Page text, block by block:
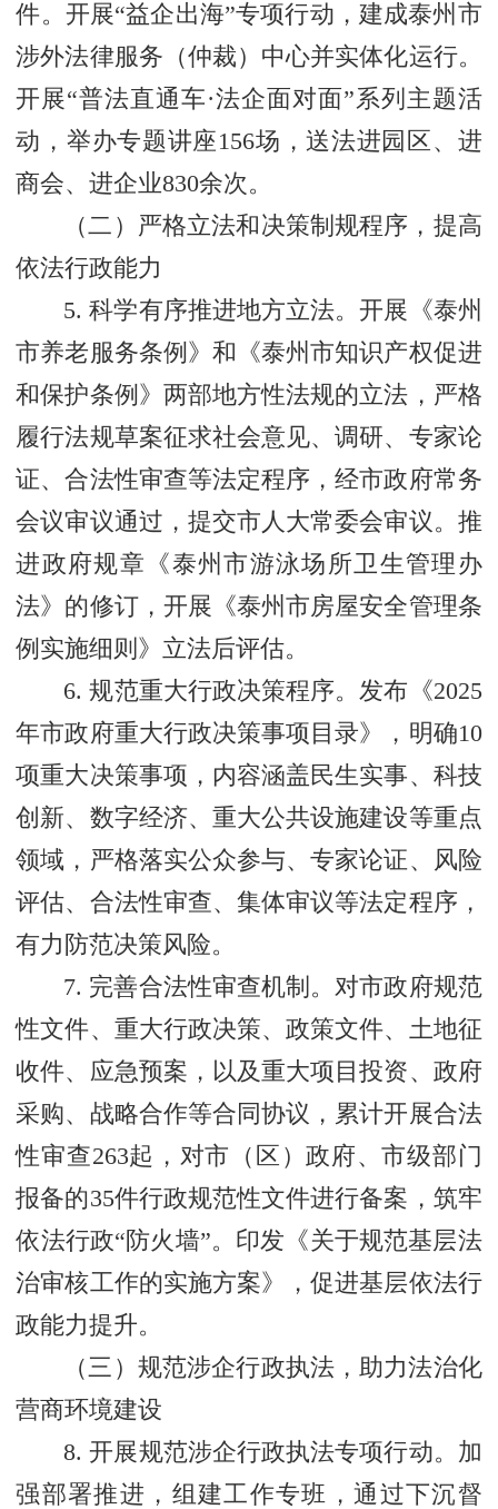
件。开展“益企出海”专项行动，建成泰州市
涉外法律服务（仲裁）中心并实体化运行。
开展“普法直通车·法企面对面”系列主题活
动，举办专题讲座156场，送法进园区、进
商会、进企业830余次。
（二）严格立法和决策制规程序，提高
依法行政能力
5. 科学有序推进地方立法。开展《泰州
市养老服务条例》和《泰州市知识产权促进
和保护条例》两部地方性法规的立法，严格
履行法规草案征求社会意见、调研、专家论
证、合法性审查等法定程序，经市政府常务
会议审议通过，提交市人大常委会审议。推
进政府规章《泰州市游泳场所卫生管理办
法》的修订，开展《泰州市房屋安全管理条
例实施细则》立法后评估。
6. 规范重大行政决策程序。发布《2025
年市政府重大行政决策事项目录》，明确10
项重大决策事项，内容涵盖民生实事、科技
创新、数字经济、重大公共设施建设等重点
领域，严格落实公众参与、专家论证、风险
评估、合法性审查、集体审议等法定程序，
有力防范决策风险。
7. 完善合法性审查机制。对市政府规范
性文件、重大行政决策、政策文件、土地征
收件、应急预案，以及重大项目投资、政府
采购、战略合作等合同协议，累计开展合法
性审查263起，对市（区）政府、市级部门
报备的35件行政规范性文件进行备案，筑牢
依法行政“防火墙”。印发《关于规范基层法
治审核工作的实施方案》，促进基层依法行
政能力提升。
（三）规范涉企行政执法，助力法治化
营商环境建设
8. 开展规范涉企行政执法专项行动。加
强部署推进，组建工作专班，通过下沉督